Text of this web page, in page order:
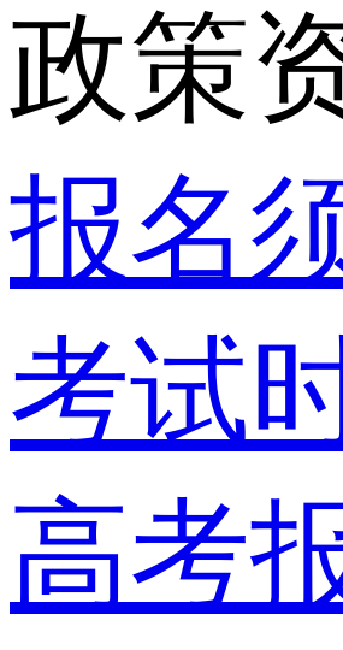
政策
报名
考试
高考